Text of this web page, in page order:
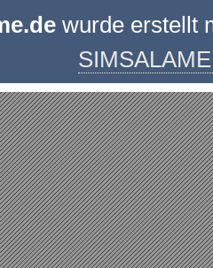
wurde erstellt